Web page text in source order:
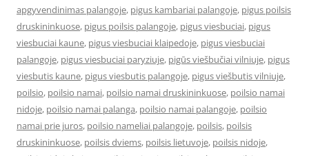
apgyvendinimas palangoje, pigus kambariai palangoje, pigus poilsis
druskininkuose, pigus poilsis palangoje, pigus viesbuciai, pigus
viesbuciai kaune, pigus viesbuciai klaipedoje, pigus viesbuciai
palangoje, pigus viesbuciai paryziuje, pigūs viešbučiai vilniuje, pigus
viesbutis kaune, pigus viesbutis palangoje, pigus viešbutis vilniuje,
poilsio, poilsio namai, poilsio namai druskininkuose, poilsio namai
nidoje, poilsio namai palanga, poilsio namai palangoje, poilsio
namai prie juros, poilsio nameliai palangoje, poilsis, poilsis
druskininkuose, poilsis dviems, poilsis lietuvoje, poilsis nidoje,